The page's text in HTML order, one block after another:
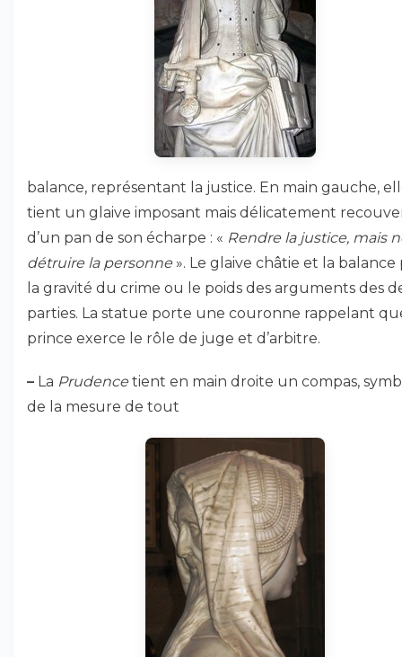
balance, représentant la justice. En main gauche,
tient un glaive imposant mais délicatement
d’un pan de son écharpe : « Rendre la justice, mais
détruire la personne ». Le glaive châtie et la balance
la gravité du crime ou le poids des arguments des
parties. La statue porte une couronne rappelant
prince exerce le rôle de juge et d’arbitre.
– La Prudence tient en main droite un compas,
de la mesure de tout